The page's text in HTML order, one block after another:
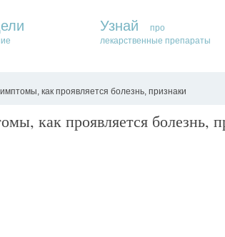
Узнай
про
лекарственные препараты
как проявляется болезнь, признаки
как проявляется болезнь,